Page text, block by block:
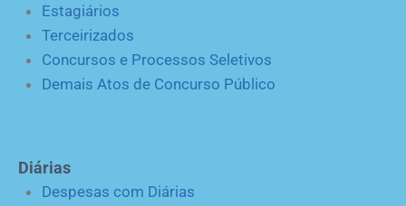
Estagiários
Terceirizados
Concursos e Processos Seletivos
Demais Atos de Concurso Público
Diárias
Despesas com Diárias